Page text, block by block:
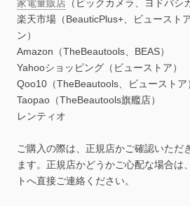
家電量販店 （ビックカメラ、ヨドバシ
楽天市場（BeauticPlus+、ビュースト
ン）
Amazon（TheBeautools、BEAS）
Yahooショッピング（ビューストア）
Qoo10（TheBeautools、ビューストア
Taopao（TheBeautools旗艦店）
レンティオ
ご購入の際は、正規店かご確認いただ
ます。正規店かどうかご心配な場合は
トへ直接ご連絡ください。